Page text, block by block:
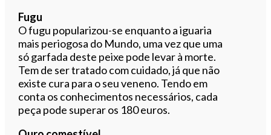
Fugu
O fugu popularizou-se enquanto a iguaria
mais periogosa do Mundo, uma vez que uma
só garfada deste peixe pode levar à morte.
Tem de ser tratado com cuidado, já que não
existe cura para o seu veneno. Tendo em
conta os conhecimentos necessários, cada
peça pode superar os 180 euros.